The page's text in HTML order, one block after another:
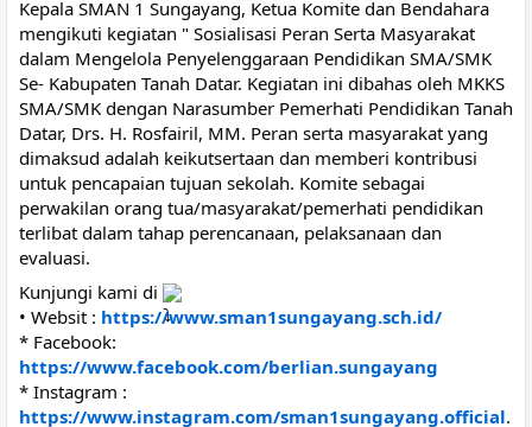
Kepala SMAN 1 Sungayang, Ketua Komite dan Bendahara
mengikuti kegiatan " Sosialisasi Peran Serta Masyarakat
dalam Mengelola Penyelenggaraan Pendidikan SMA/SMK
Se- Kabupaten Tanah Datar. Kegiatan ini dibahas oleh MKKS
SMA/SMK dengan Narasumber Pemerhati Pendidikan Tanah
Datar, Drs. H. Rosfairil, MM. Peran serta masyarakat yang
dimaksud adalah keikutsertaan dan memberi kontribusi
untuk pencapaian tujuan sekolah. Komite sebagai
perwakilan orang tua/masyarakat/pemerhati pendidikan
terlibat dalam tahap perencanaan, pelaksanaan dan
evaluasi.
Kunjungi kami di
• Websit : https://www.sman1sungayang.sch.id/
* Facebook:
https://www.facebook.com/berlian.sungayang
* Instagram :
https://www.instagram.com/sman1sungayang.official.